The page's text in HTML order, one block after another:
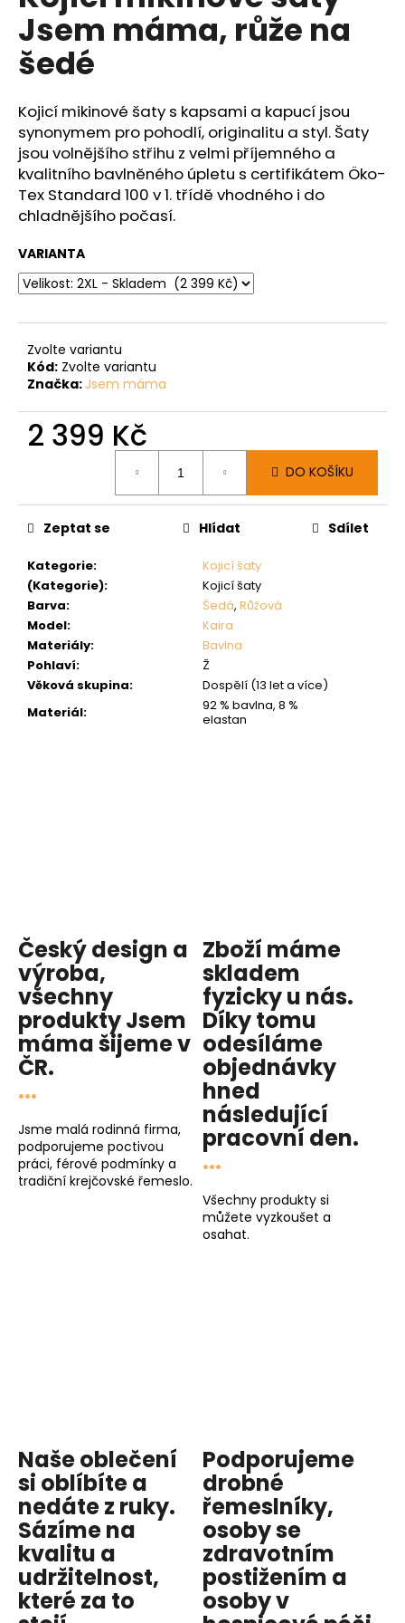
0,0
z
5
hvězdiček.
Jsem máma, růže na
šedé
Kojicí mikinové šaty s kapsami a kapucí jsou
synonymem pro pohodlí, originalitu a styl. Šaty
jsou volnějšího střihu z velmi příjemného a
kvalitního bavlněného úpletu s certifikátem Öko-
Tex Standard 100 v 1. třídě vhodného i do
chladnějšího počasí.
VARIANTA
Zvolte variantu
Kód: Zvolte variantu
Značka: Jsem máma
2 399 Kč
DO KOŠÍKU
Kategorie:
Kojicí šaty
(Kategorie):
Kojicí šaty
Barva: Šedá, Růžová
Model:
Kaira
Materiály:
Bavlna
Pohlaví:
Ž
Věková skupina:
Dospělí (13 let a více)
Materiál:
92 % bavlna, 8 %
elastan
Zeptat se Hlídat Sdílet
Český design a
výroba,
všechny
produktyJsem
mámašijeme v
ČR.
...
Jsme malá rodinná firma,
podporujeme poctivou
práci, férové podmínky a
tradiční krejčovské řemeslo.
Zboží máme
skladem
fyzicky u nás.
Díky tomu
odesíláme
objednávky
hned
následující
pracovní den.
...
Všechny produkty si
můžete vyzkoušet a
osahat.
Naše oblečení
si oblíbíte a
nedáte z ruky.
Sázíme na
kvalitu a
udržitelnost,
které za to
Podporujeme
drobné
řemeslníky,
osoby se
zdravotním
postižením a
osoby v
u
j
e
m
e